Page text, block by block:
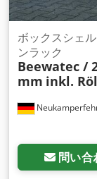
ージや汚れの付
ボックスシェ
ンラック
Beewatec /
mm inkl.
問い合